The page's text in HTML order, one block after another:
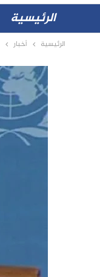
الرئيسية
الرئيسية أخبار